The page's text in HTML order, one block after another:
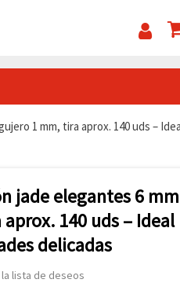
1 mm, tira aprox. 140 uds –
jade elegantes 6
140 uds – Ideal
delicadas
la lista de deseos